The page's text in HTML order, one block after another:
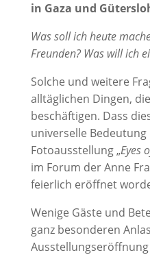
in Gaza und
Was soll ich heute
Freunden? Was will ich
Solche und weitere
alltäglichen Dingen,
beschäftigen. Dass
universelle Bedeutung
Fotoausstellung „Eyes
im Forum der Anne
feierlich eröffnet
Wenige Gäste und
ganz besonderen